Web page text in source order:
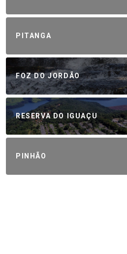
PITANGA
FOZ DO JORDÃO
RESERVA DO IGUAÇU
PINHÃO